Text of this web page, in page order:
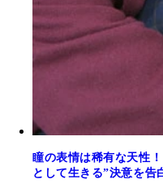
瞳の表情は稀有な天性
として生きる”決意を告